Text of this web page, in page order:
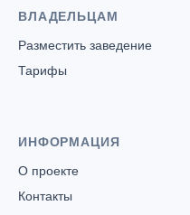
ВЛАДЕЛЬЦАМ
Разместить заведение
Тарифы
ИНФОРМАЦИЯ
О проекте
Контакты